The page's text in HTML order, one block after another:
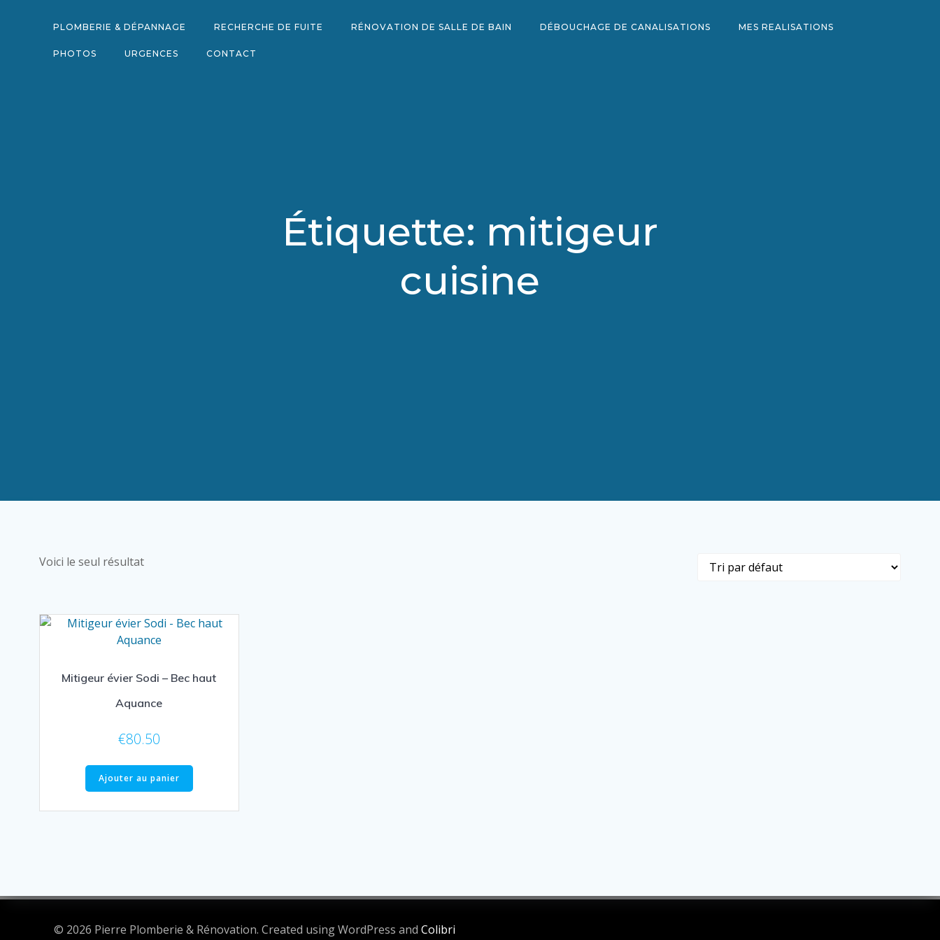
PLOMBERIE & DÉPANNAGE RECHERCHE DE FUITE RÉNOVATION DE SALLE DE BAIN DÉBOUCHAGE DE CANALISATIONS MES REALISATIONS
PHOTOS URGENCES CONTACT
Étiquette: mitigeur
cuisine
Voici le seul résultat
Mitigeur évier Sodi – Bec haut
Aquance
€80.50
Ajouter au panier
© 2026 Pierre Plomberie & Rénovation. Created using WordPress and Colibri